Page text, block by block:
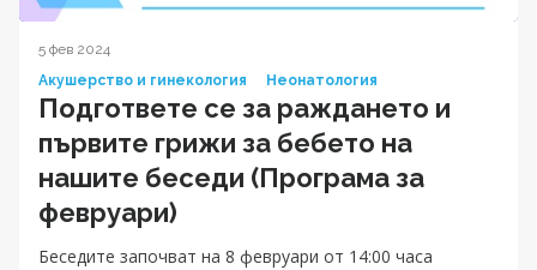
5 фев 2024
Акушерство и гинекология
Неонатология
Подгответе се за раждането и
първите грижи за бебето на
нашите беседи (Програма за
февруари)
Беседите започват на 8 февруари от 14:00 часа